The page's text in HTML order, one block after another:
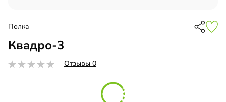
Полка
Квадро-3
Отзывы 0